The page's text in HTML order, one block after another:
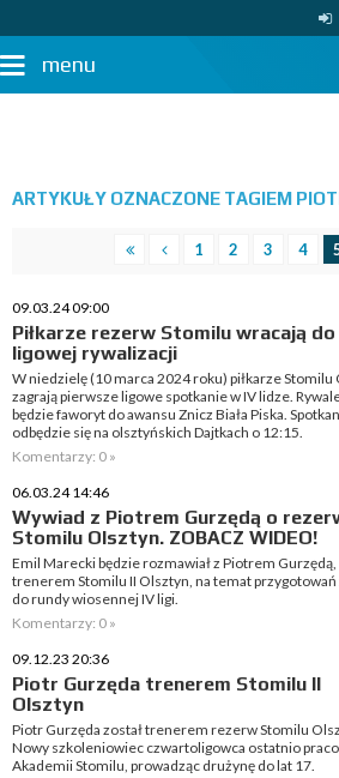
menu
ARTYKUŁY OZNACZONE TAGIEM
1 2 3 4
09.03.24 09:00
Piłkarze rezerw Stomilu wracają do
ligowej rywalizacji
W niedzielę (10 marca 2024 roku) piłkarze Stomilu
zagrają pierwsze ligowe spotkanie w IV lidze.
będzie faworyt do awansu Znicz Biała Piska.
odbędzie się na olsztyńskich Dajtkach o 12:15.
Komentarzy: 0 »
06.03.24 14:46
Wywiad z Piotrem Gurzędą o
Stomilu Olsztyn. ZOBACZ WIDEO!
Emil Marecki będzie rozmawiał z Piotrem Gurzędą,
trenerem Stomilu II Olsztyn, na temat przygotowań
do rundy wiosennej IV ligi.
Komentarzy: 0 »
09.12.23 20:36
Piotr Gurzęda trenerem Stomilu II
Olsztyn
Piotr Gurzęda został trenerem rezerw Stomilu
Nowy szkoleniowiec czwartoligowca ostatnio
Akademii Stomilu, prowadząc drużynę do lat 17.